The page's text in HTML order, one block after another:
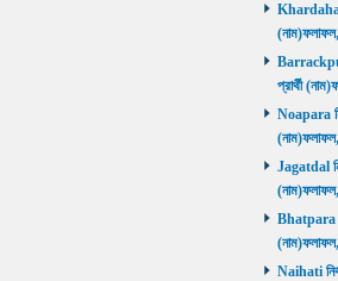
Khardaha
Barrackpur
প্রার্থী
Noapara
Jagatdal
Bhatpara
Naihati